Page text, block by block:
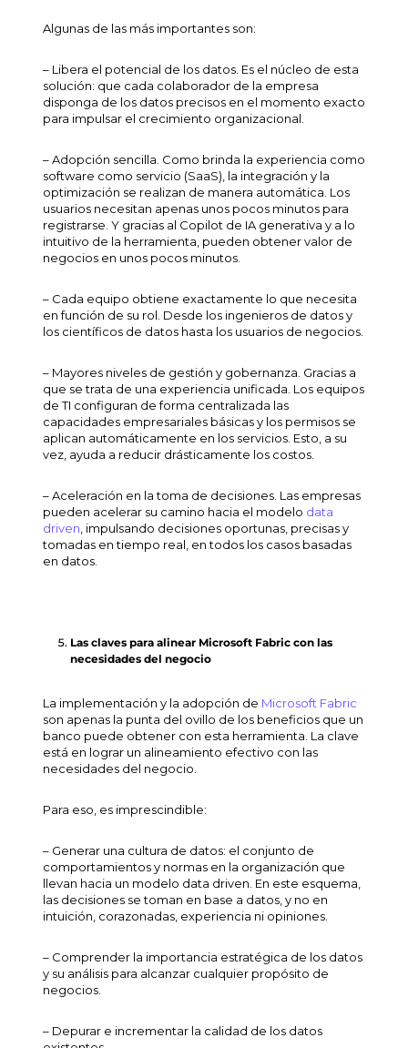
Algunas de las más importantes son:
– Libera el potencial de los datos. Es el núcleo de esta
solución: que cada colaborador de la empresa
disponga de los datos precisos en el momento exacto
para impulsar el crecimiento organizacional.
– Adopción sencilla. Como brinda la experiencia como
software como servicio (SaaS), la integración y la
optimización se realizan de manera automática. Los
usuarios necesitan apenas unos pocos minutos para
registrarse. Y gracias al Copilot de IA generativa y a lo
intuitivo de la herramienta, pueden obtener valor de
negocios en unos pocos minutos.
– Cada equipo obtiene exactamente lo que necesita
en función de su rol. Desde los ingenieros de datos y
los científicos de datos hasta los usuarios de negocios.
– Mayores niveles de gestión y gobernanza. Gracias a
que se trata de una experiencia unificada. Los equipos
de TI configuran de forma centralizada las
capacidades empresariales básicas y los permisos se
aplican automáticamente en los servicios. Esto, a su
vez, ayuda a reducir drásticamente los costos.
– Aceleración en la toma de decisiones. Las empresas
pueden acelerar su camino hacia el modelo data
driven , impulsando decisiones oportunas, precisas y
tomadas en tiempo real, en todos los casos basadas
en datos.
Las claves para alinear Microsoft Fabric con las
necesidades del negocio
La implementación y la adopción de Microsoft Fabric
son apenas la punta del ovillo de los beneficios que un
banco puede obtener con esta herramienta. La clave
está en lograr un alineamiento efectivo con las
necesidades del negocio.
Para eso, es imprescindible:
– Generar una cultura de datos: el conjunto de
comportamientos y normas en la organización que
llevan hacia un modelo data driven . En este esquema,
las decisiones se toman en base a datos, y no en
intuición, corazonadas, experiencia ni opiniones.
– Comprender la importancia estratégica de los datos
y su análisis para alcanzar cualquier propósito de
negocios.
– Depurar e incrementar la calidad de los datos